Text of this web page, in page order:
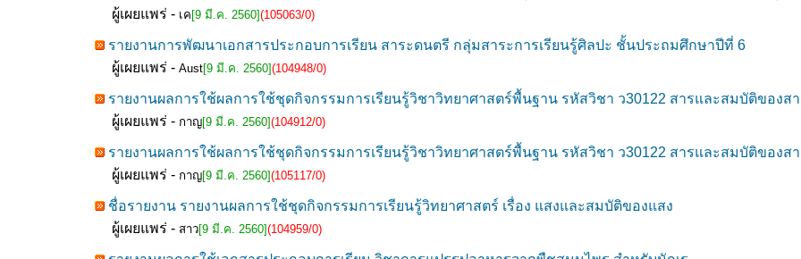
ผู้เผยแพร่ - เค [9 มี.ค. 2560](105063/0)
รายงานการพัฒนาเอกสารประกอบการเรียน สาระดนตรี กลุ่มสาระการเรียนรู้ศิลปะ ชั้นประถมศึกษาปีที่ 6
ผู้เผยแพร่ - Aust[9 มี.ค. 2560](104948/0)
รายงานผลการใช้ผลการใช้ชุดกิจกรรมการเรียนรู้วิชาวิทยาศาสตร์พื้นฐาน รหัสวิชา ว30122 สารและสมบัติของส
ผู้เผยแพร่ - กาญ[9 มี.ค. 2560](104912/0)
รายงานผลการใช้ผลการใช้ชุดกิจกรรมการเรียนรู้วิชาวิทยาศาสตร์พื้นฐาน รหัสวิชา ว30122 สารและสมบัติของส
ผู้เผยแพร่ - กาญ[9 มี.ค. 2560](105117/0)
ชื่อรายงาน รายงานผลการใช้ชุดกิจกรรมการเรียนรู้วิทยาศาสตร์ เรื่อง แสงและสมบัติของแสง
ผู้เผยแพร่ - สาว[9 มี.ค. 2560](104959/0)